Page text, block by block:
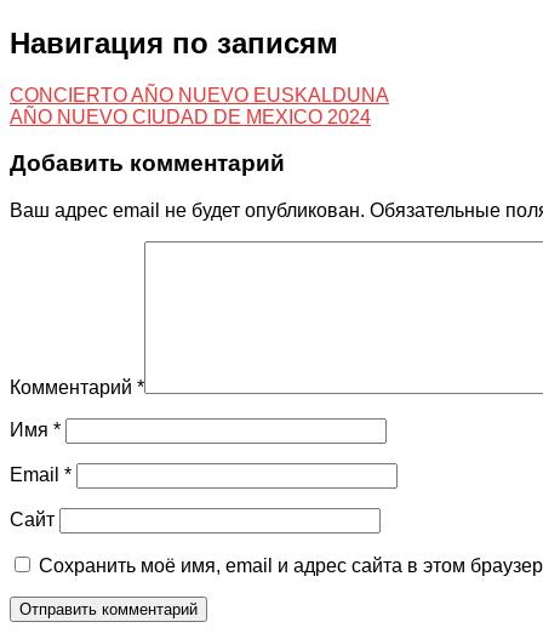
Навигация по записям
CONCIERTO AÑO NUEVO EUSKALDUNA
AÑO NUEVO CIUDAD DE MEXICO 2024
Добавить комментарий
Ваш адрес email не будет опубликован. Обязательные
Комментарий *
Имя *
Email *
Сайт
Сохранить моё имя, email и адрес сайта в этом